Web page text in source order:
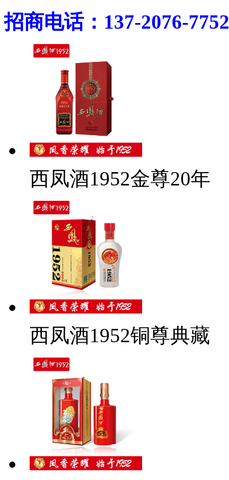
招商电话：137-2076-7752
西凤酒1952金尊20年
西凤酒1952铜尊典藏